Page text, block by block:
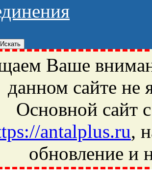
Ваше
данном сайте не
Основной сайт
antalplus.ru,
обновление и